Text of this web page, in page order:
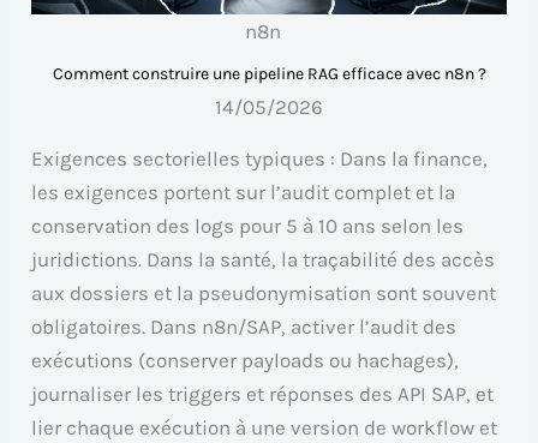
n8n
Comment construire une pipeline RAG efficace avec n8n ?
14/05/2026
Exigences sectorielles typiques : Dans la finance,
les exigences portent sur l’audit complet et la
conservation des logs pour 5 à 10 ans selon les
juridictions. Dans la santé, la traçabilité des accès
aux dossiers et la pseudonymisation sont souvent
obligatoires. Dans n8n/SAP, activer l’audit des
exécutions (conserver payloads ou hachages),
journaliser les triggers et réponses des API SAP, et
lier chaque exécution à une version de workflow et